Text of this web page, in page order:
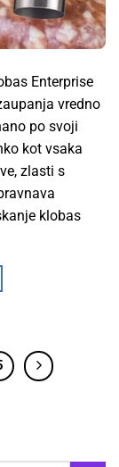
Enterprise
vredno
po svoji
kot vsaka
zlasti s
klobas